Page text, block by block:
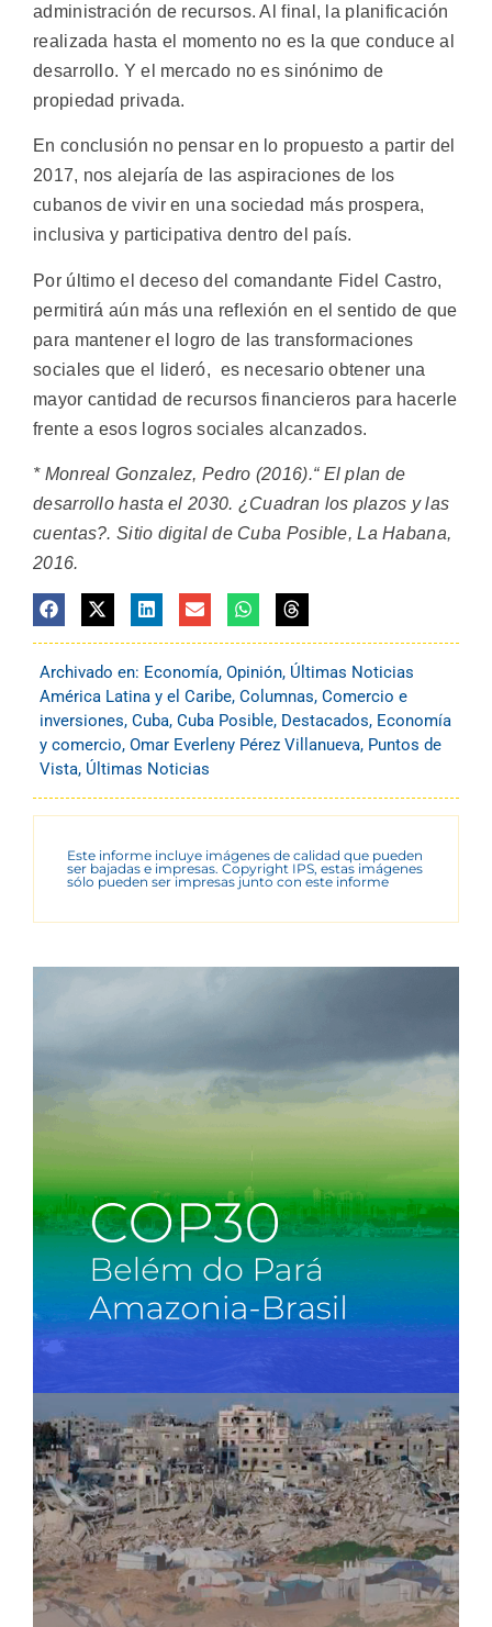
administración de recursos. Al final, la planificación
realizada hasta el momento no es la que conduce al
desarrollo. Y el mercado no es sinónimo de
propiedad privada.
En conclusión no pensar en lo propuesto a partir del
2017, nos alejaría de las aspiraciones de los
cubanos de vivir en una sociedad más prospera,
inclusiva y participativa dentro del país.
Por último el deceso del comandante Fidel Castro,
permitirá aún más una reflexión en el sentido de que
para mantener el logro de las transformaciones
sociales que el lideró, es necesario obtener una
mayor cantidad de recursos financieros para hacerle
frente a esos logros sociales alcanzados.
* Monreal Gonzalez, Pedro (2016).“ El plan de
desarrollo hasta el 2030. ¿Cuadran los plazos y las
cuentas?. Sitio digital de Cuba Posible, La Habana,
2016.
Archivado en: Economía, Opinión, Últimas Noticias
América Latina y el Caribe, Columnas, Comercio e
inversiones, Cuba, Cuba Posible, Destacados, Economía
y comercio, Omar Everleny Pérez Villanueva, Puntos de
Vista, Últimas Noticias
Este informe incluye imágenes de calidad que pueden
ser bajadas e impresas. Copyright IPS, estas imágenes
sólo pueden ser impresas junto con este informe